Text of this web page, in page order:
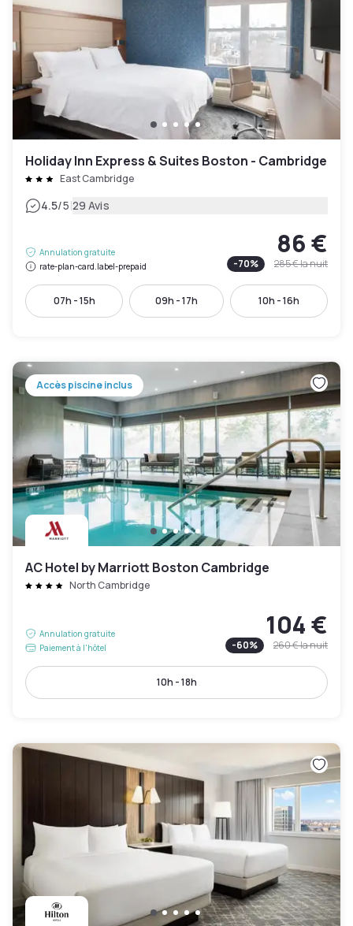
Holiday Inn Express & Suites Boston - Cambridge
East Cambridge
4.5/5|29 Avis
Annulation gratuite
rate-plan-card.label-prepaid
86 €
-70% 285 €la nuit
07h - 15h 09h - 17h 10h - 16h
Accès piscine inclus
AC Hotel by Marriott Boston Cambridge
North Cambridge
Annulation gratuite
Paiement à l'hôtel
104 €
-60% 260 €la nuit
10h - 18h